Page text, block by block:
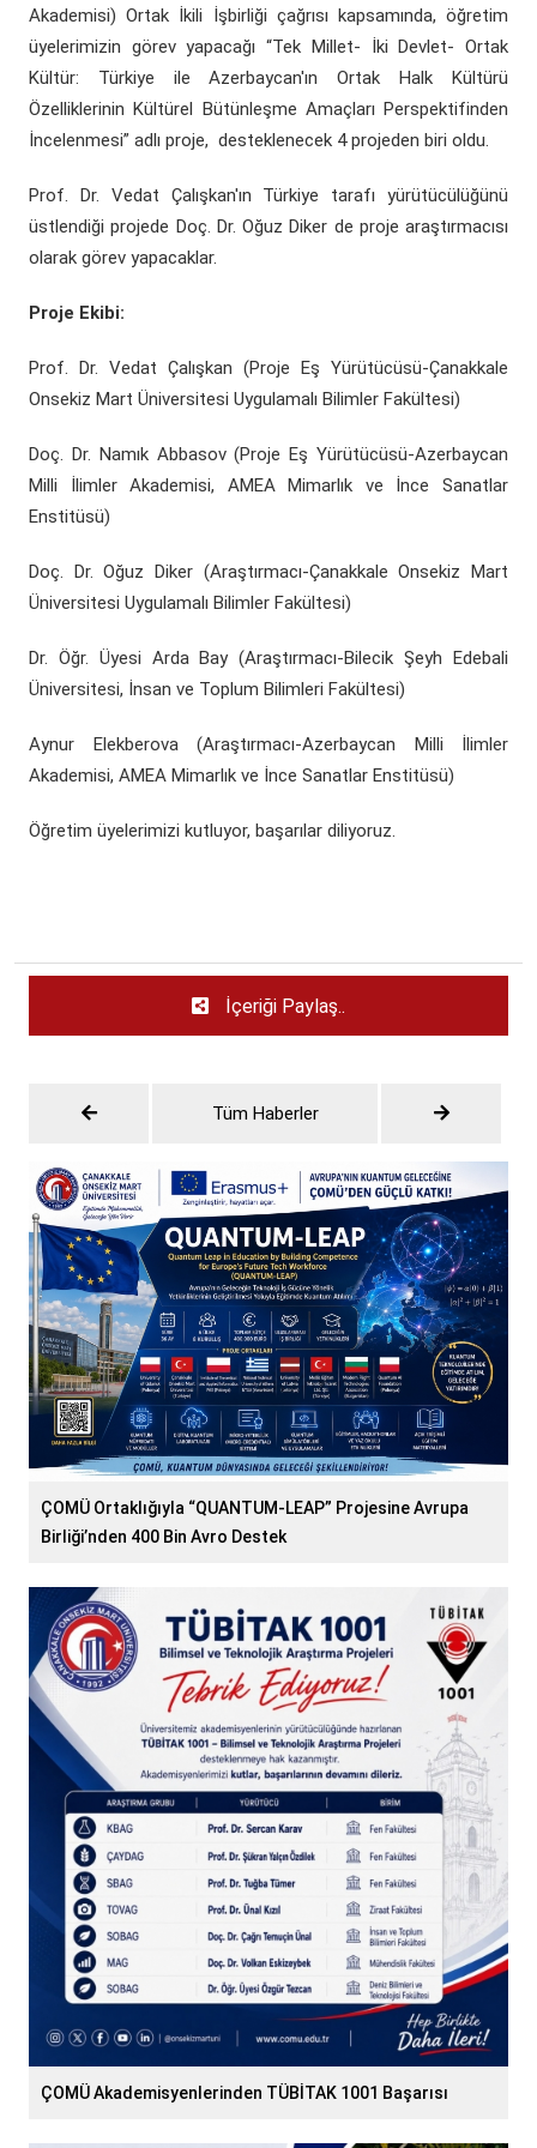
Akademisi) Ortak İkili İşbirliği çağrısı kapsamında, öğretim
üyelerimizin görev yapacağı “Tek Millet- İki Devlet- Ortak
Kültür: Türkiye ile Azerbaycan'ın Ortak Halk Kültürü
Özelliklerinin Kültürel Bütünleşme Amaçları Perspektifinden
İncelenmesi” adlı proje, desteklenecek 4 projeden biri oldu.
Prof. Dr. Vedat Çalışkan'ın Türkiye tarafı yürütücülüğünü
üstlendiği projede Doç. Dr. Oğuz Diker de proje araştırmacısı
olarak görev yapacaklar.
Proje Ekibi:
Prof. Dr. Vedat Çalışkan (Proje Eş Yürütücüsü-Çanakkale
Onsekiz Mart Üniversitesi Uygulamalı Bilimler Fakültesi)
Doç. Dr. Namık Abbasov (Proje Eş Yürütücüsü-Azerbaycan
Milli İlimler Akademisi, AMEA Mimarlık ve İnce Sanatlar
Enstitüsü)
Doç. Dr. Oğuz Diker (Araştırmacı-Çanakkale Onsekiz Mart
Üniversitesi Uygulamalı Bilimler Fakültesi)
Dr. Öğr. Üyesi Arda Bay (Araştırmacı-Bilecik Şeyh Edebali
Üniversitesi, İnsan ve Toplum Bilimleri Fakültesi)
Aynur Elekberova (Araştırmacı-Azerbaycan Milli İlimler
Akademisi, AMEA Mimarlık ve İnce Sanatlar Enstitüsü)
Öğretim üyelerimizi kutluyor, başarılar diliyoruz.
İçeriği Paylaş..
Tüm Haberler
ÇOMÜ Ortaklığıyla “QUANTUM-LEAP” Projesine Avrupa
Birliği’nden 400 Bin Avro Destek
ÇOMÜ Akademisyenlerinden TÜBİTAK 1001 Başarısı